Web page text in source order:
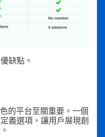
缺點。
的平台至關重要。一個
義選項，讓用戶展現創